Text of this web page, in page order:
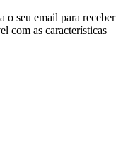
o seu email para receber
com as características